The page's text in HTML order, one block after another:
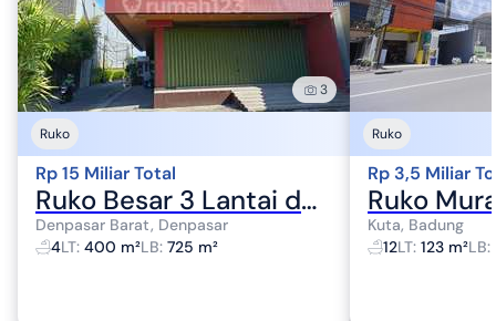
3
Ruko
Rp 15 Miliar Total
Ruko Besar 3 Lantai dengan Lift Lokasi Premium di Denpasar Barat
Denpasar Barat, Denpasar
4LT: 400 m²LB: 725 m²
Ruko
Rp 3,5 Miliar
Kuta, Badung
12LT: 123 m²LB: